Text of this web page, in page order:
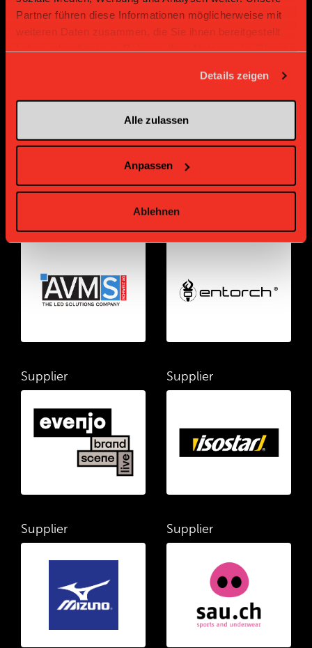
Partner führen diese Informationen möglicherweise mit
weiteren Daten zusammen, die Sie ihnen bereitgestellt
Details zeigen
Alle zulassen
Anpassen
Ablehnen
Supplier Supplier
Supplier Supplier